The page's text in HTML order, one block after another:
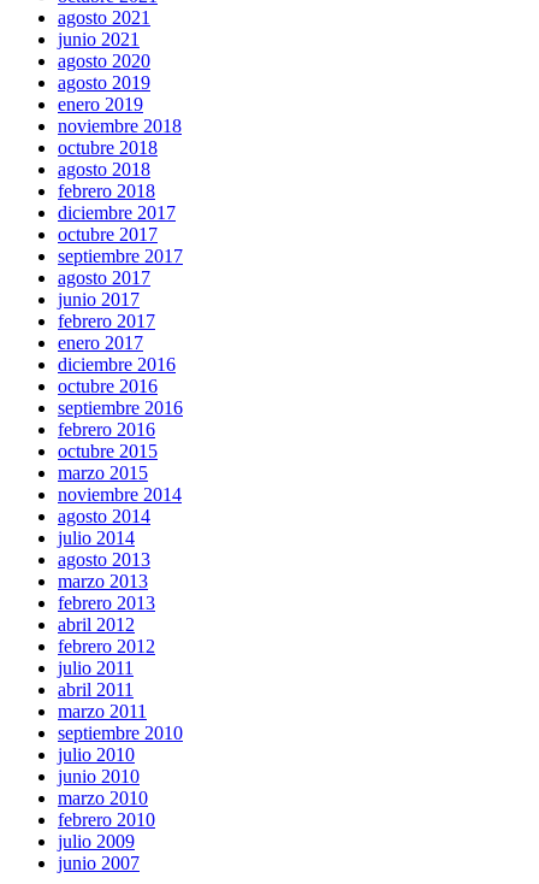
agosto 2021
junio 2021
agosto 2020
agosto 2019
enero 2019
noviembre 2018
octubre 2018
agosto 2018
febrero 2018
diciembre 2017
octubre 2017
septiembre 2017
agosto 2017
junio 2017
febrero 2017
enero 2017
diciembre 2016
octubre 2016
septiembre 2016
febrero 2016
octubre 2015
marzo 2015
noviembre 2014
agosto 2014
julio 2014
agosto 2013
marzo 2013
febrero 2013
abril 2012
febrero 2012
julio 2011
abril 2011
marzo 2011
septiembre 2010
julio 2010
junio 2010
marzo 2010
febrero 2010
julio 2009
junio 2007